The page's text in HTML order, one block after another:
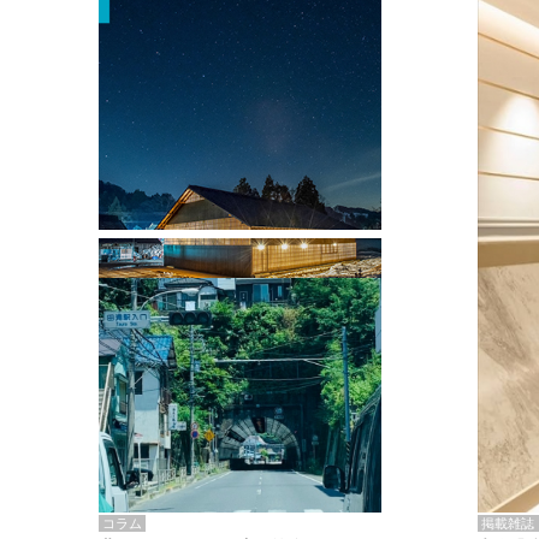
掲載雑誌
掲載雑誌・書籍
『街歩き研修「アールデコとモダニズ
ム、和風バロック」』のレポート記事が
掲載
コラム